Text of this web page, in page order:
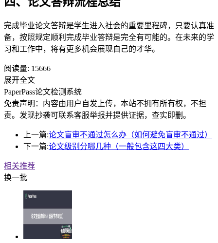
完成毕业论文答辩是学生进入社会的重要里程碑，只要认真准
备，按照规定顺利完成毕业答辩是完全有可能的。在未来的学
习和工作中，将有更多机会展现自己的才华。
阅读量: 15666
展开全文
PaperPass论文检测系统
免责声明：内容由用户自发上传，本站不拥有所有权，不担
责。发现抄袭可联系客服举报并提供证据，查实即删。
上一篇:论文盲审不通过怎么办（如何避免盲审不通过）
下一篇:论文级别分哪几种（一般包含这四大类）
相关推荐
换一批